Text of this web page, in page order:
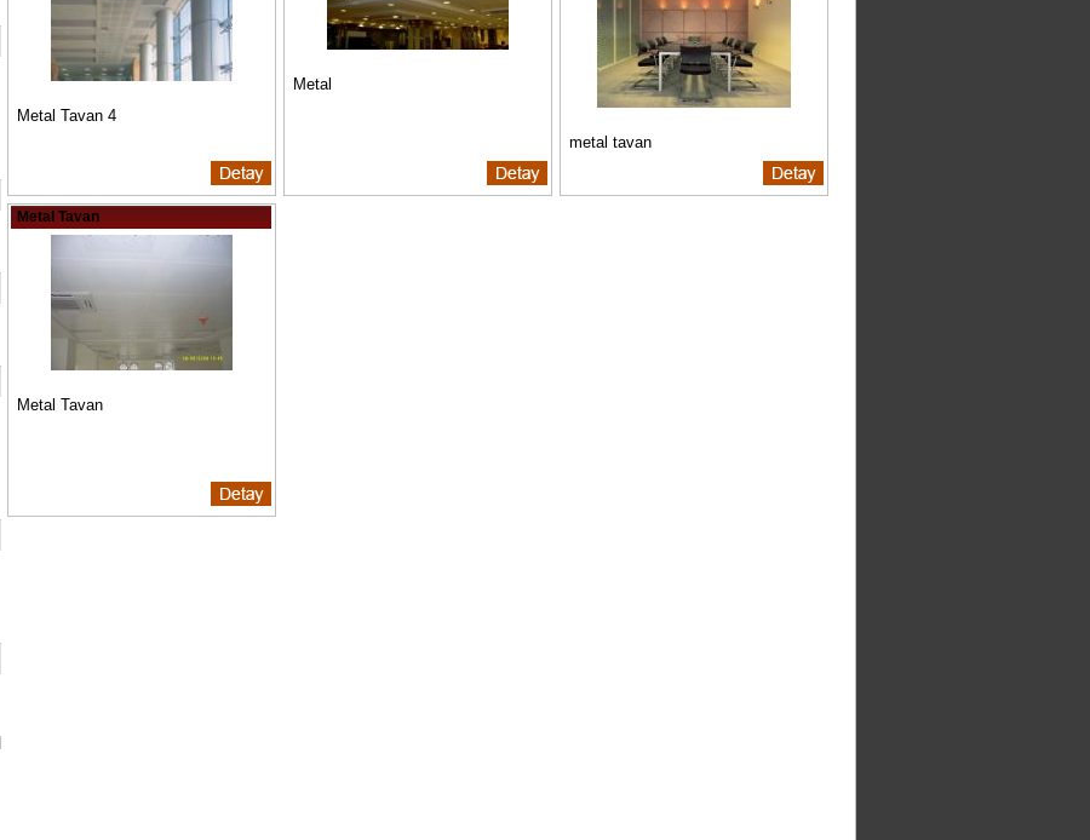
Metal Tavan 4
Metal
metal tavan
Metal Tavan
Metal Tavan